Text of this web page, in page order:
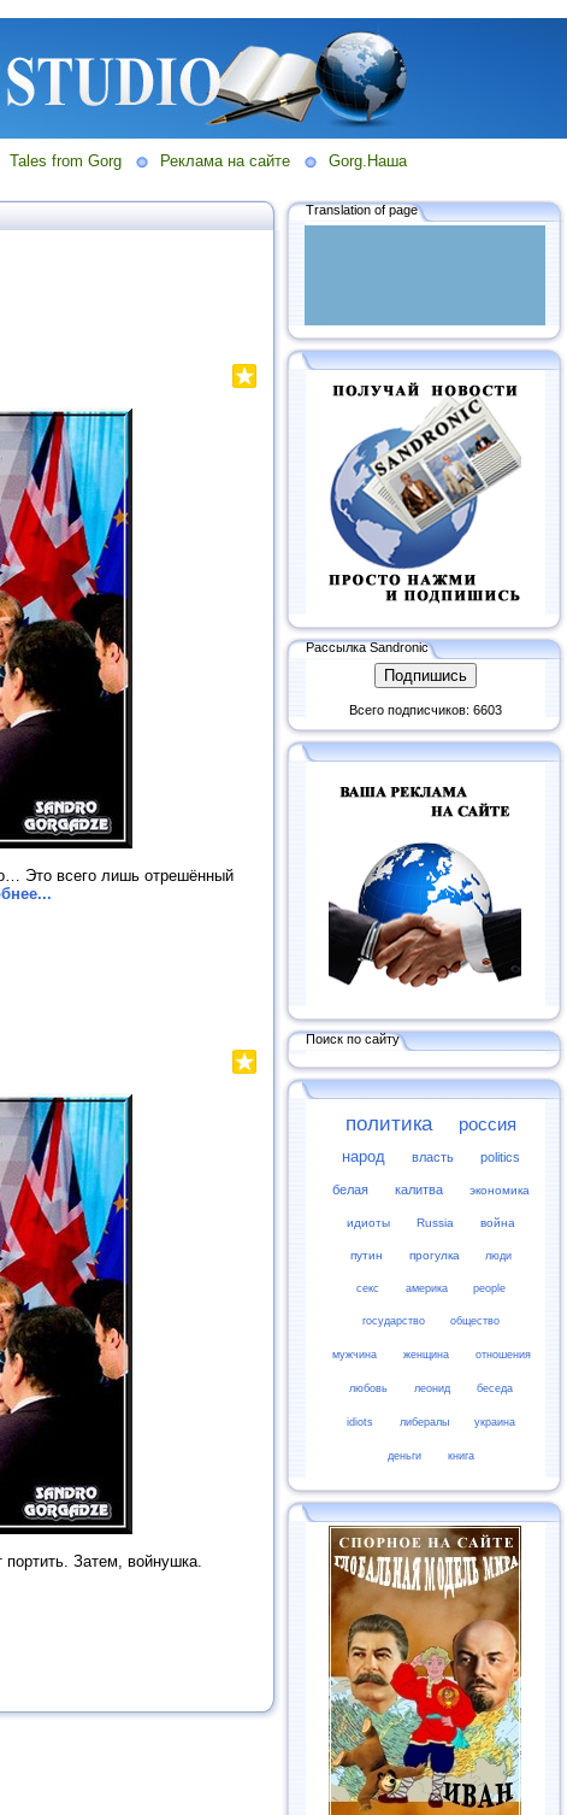
Tales from Gorg Реклама на сайте
Gorg.Наша
Это всего лишь отрешённый
Затем, войнушка.
Translation of page
Рассылка Sandronic
Всего подписчиков: 6603
Поиск по сайту
политика россия
народ власть politics
белая калитва экономика
идиоты Russia война
путин прогулка люди
секс америка people
государство общество
мужчина женщина отношения
любовь леонид беседа
idiots либералы украина
деньги книга